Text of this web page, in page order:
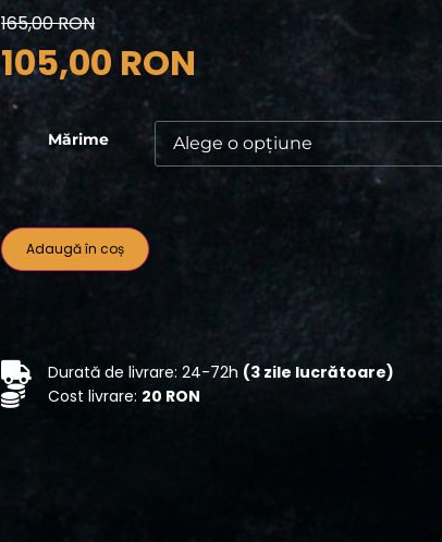
165,00RON
105,00 RON
Mărime
Adaugă în coș
Durată de livrare: 24-72h (3 zile lucrătoare)
Cost livrare: 20 RON